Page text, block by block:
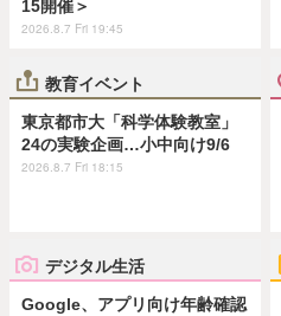
15開催＞
2026.8.7 Fri 19:45
教育イベント
東京都市大「科学体験教室」
24の実験企画…小中向け9/6
2026.8.7 Fri 18:15
デジタル生活
Google、アプリ向け年齢確認